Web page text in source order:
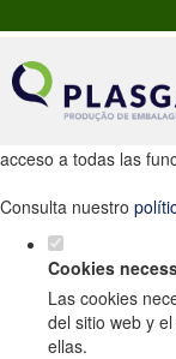
Establezca
para este sitio
Este sitio web utiliza
acceso a todas las
Consulta nuestro
Cookies
Las cookies
del sitio web y
ellas.